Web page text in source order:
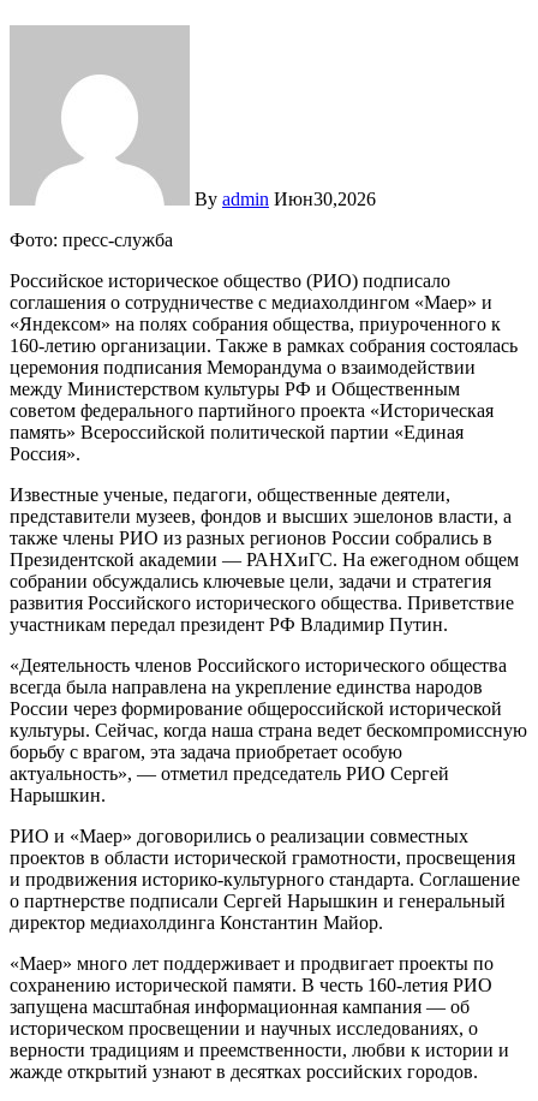
By admin Июн30,2026
Фото: пресс-служба
Российское историческое общество (РИО) подписало
соглашения о сотрудничестве с медиахолдингом «Маер» и
«Яндексом» на полях собрания общества, приуроченного к
160-летию организации. Также в рамках собрания состоялась
церемония подписания Меморандума о взаимодействии
между Министерством культуры РФ и Общественным
советом федерального партийного проекта «Историческая
память» Всероссийской политической партии «Единая
Россия».
Известные ученые, педагоги, общественные деятели,
представители музеев, фондов и высших эшелонов власти, а
также члены РИО из разных регионов России собрались в
Президентской академии — РАНХиГС. На ежегодном общем
собрании обсуждались ключевые цели, задачи и стратегия
развития Российского исторического общества. Приветствие
участникам передал президент РФ Владимир Путин.
«Деятельность членов Российского исторического общества
всегда была направлена на укрепление единства народов
России через формирование общероссийской исторической
культуры. Сейчас, когда наша страна ведет бескомпромиссную
борьбу с врагом, эта задача приобретает особую
актуальность», — отметил председатель РИО Сергей
Нарышкин.
РИО и «Маер» договорились о реализации совместных
проектов в области исторической грамотности, просвещения
и продвижения историко-культурного стандарта. Соглашение
о партнерстве подписали Сергей Нарышкин и генеральный
директор медиахолдинга Константин Майор.
«Маер» много лет поддерживает и продвигает проекты по
сохранению исторической памяти. В честь 160-летия РИО
запущена масштабная информационная кампания — об
историческом просвещении и научных исследованиях, о
верности традициям и преемственности, любви к истории и
жажде открытий узнают в десятках российских городов.